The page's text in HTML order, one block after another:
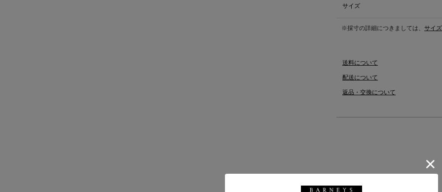
サイズ
※採寸の詳細につきましては、 サイ
送料について
配送について
返品・交換について